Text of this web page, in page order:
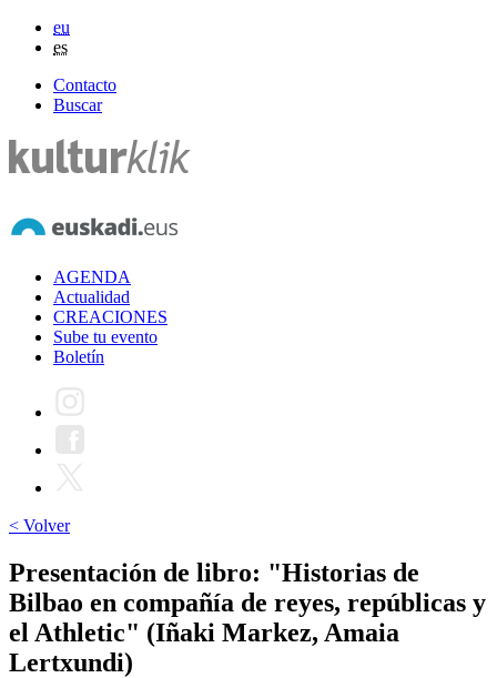
eu
es
Contacto
Buscar
AGENDA
Actualidad
CREACIONES
Sube tu evento
Boletín
< Volver
Presentación de libro: "Historias de
Bilbao en compañía de reyes, repúblicas y
el Athletic" (Iñaki Markez, Amaia
Lertxundi)